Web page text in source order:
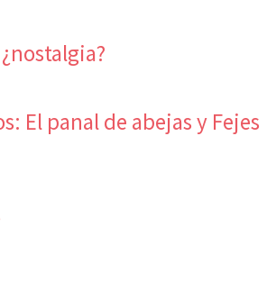
El panal de abejas y Fejes